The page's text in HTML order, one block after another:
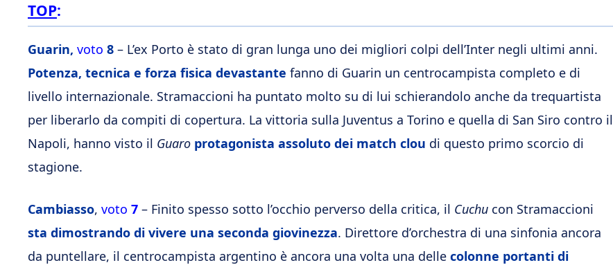
TOP:
Guarin, voto 8 – L’ex Porto è stato di gran lunga uno dei migliori colpi dell’Inter negli ultimi anni.
Potenza, tecnica e forza fisica devastante fanno di Guarin un centrocampista completo e di
livello internazionale. Stramaccioni ha puntato molto su di lui schierandolo anche da trequartista
per liberarlo da compiti di copertura. La vittoria sulla Juventus a Torino e quella di San Siro contro il
Napoli, hanno visto il Guaro protagonista assoluto dei match clou di questo primo scorcio di
stagione.
Cambiasso, voto 7 – Finito spesso sotto l’occhio perverso della critica, il Cuchu con Stramaccioni
sta dimostrando di vivere una seconda giovinezza. Direttore d’orchestra di una sinfonia ancora
da puntellare, il centrocampista argentino è ancora una volta una delle colonne portanti di